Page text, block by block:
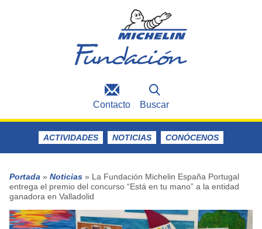
Contacto Buscar
ACTIVIDADES NOTICIAS CONÓCENOS
Portada » Noticias » La Fundación Michelin España Portugal
entrega el premio del concurso “Está en tu mano” a la entidad
ganadora en Valladolid